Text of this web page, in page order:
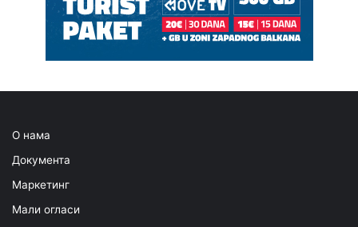
О нама
Документа
Маркетинг
Мали огласи